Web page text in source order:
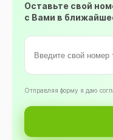
Оставьте свой
с Вами в
Oтправляя форму я даю